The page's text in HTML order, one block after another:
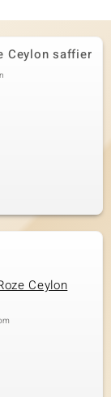
Ceylon saffier
Ceylon